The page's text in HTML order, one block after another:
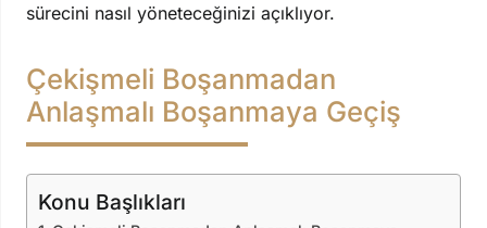
sürecini nasıl yöneteceğinizi açıklıyor.
Çekişmeli Boşanmadan
Anlaşmalı Boşanmaya Geçiş
Konu Başlıkları